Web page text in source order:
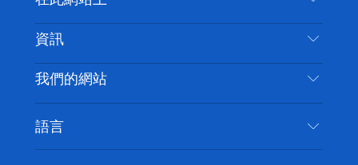
免責聲明
隱私
Cookie 通知
目的地
要做的事情
新南威爾斯州公路旅行
活動
住宿
資訊
旅行資訊
無障礙悉尼
列出您的業務
我們的網站
語言